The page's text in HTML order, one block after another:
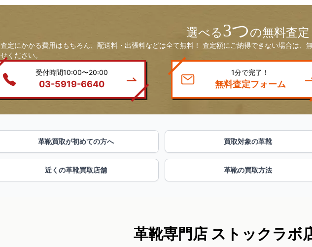
選べる3つの無料査定
査定にかかる費用はもちろん、配送料・出張料などは全て無料！ 査定額にご納得できない場合は
せください。
受付時間10:00〜20:00
03-5919-6640
1分で完了！
無料査定フォーム
革靴買取が初めての方へ 買取対象の革靴
近くの革靴買取店舗 革靴の買取方法
革靴専門店 ストックラボ